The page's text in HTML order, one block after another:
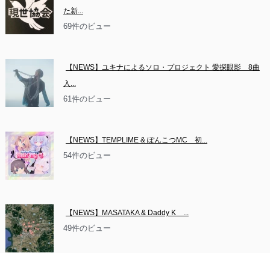
た新...
69件のビュー
【NEWS】ユキナによるソロ・プロジェクト 愛探眼影　8曲
入...
61件のビュー
【NEWS】TEMPLIME & ぽんこつMC　初...
54件のビュー
【NEWS】MASATAKA & Daddy K　...
49件のビュー